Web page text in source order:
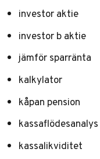
investor aktie
investor b aktie
jämför sparränta
kalkylator
kåpan pension
kassaflödesanalys
kassalikviditet